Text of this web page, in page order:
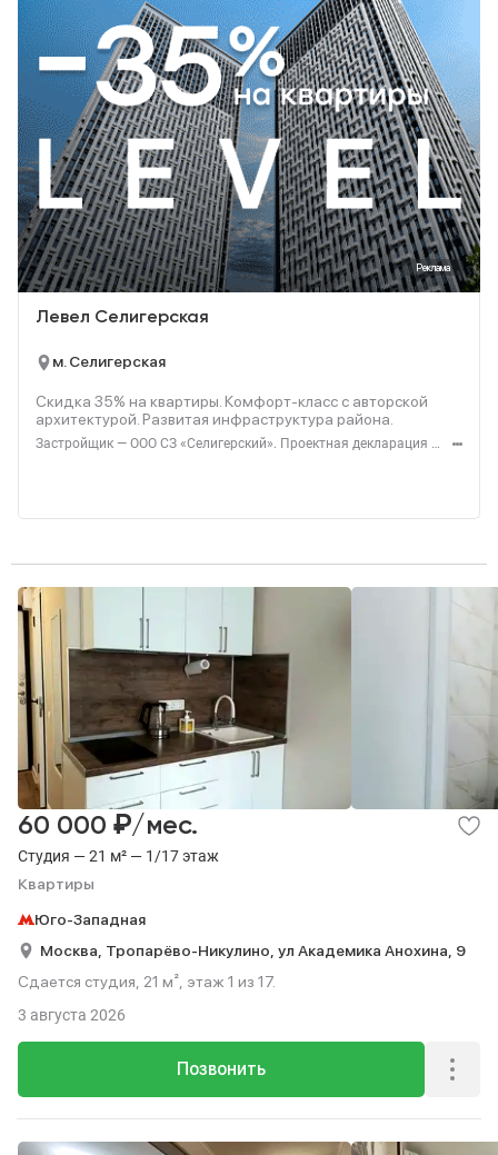
Реклама
Левел Селигерская
м. Селигерская
Скидка 35% на квартиры. Комфорт‑класс с авторской
архитектурой. Развитая инфраструктура района.
Застройщик — ООО СЗ «Селигерский». Проектная декларация — наш.дом.рф. Акция до 28.02.26. Не оферта. Подробности — Level.ru
Студия — 21 м² — 1/17 этаж
Квартиры
60 000 ₽/мес.
Юго-Западная
Москва, Тропарёво-Никулино, ул Академика Анохина, 9
Сдается студия, 21 м², этаж 1 из 17.
Позвонить
3 августа 2026